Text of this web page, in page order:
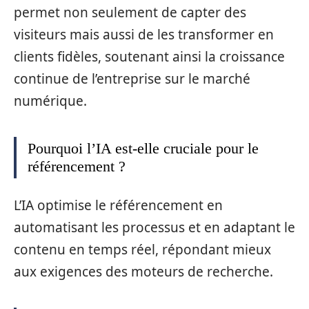
permet non seulement de capter des
visiteurs mais aussi de les transformer en
clients fidèles, soutenant ainsi la croissance
continue de l’entreprise sur le marché
numérique.
Pourquoi l’IA est-elle cruciale pour le
référencement ?
L’IA optimise le référencement en
automatisant les processus et en adaptant le
contenu en temps réel, répondant mieux
aux exigences des moteurs de recherche.